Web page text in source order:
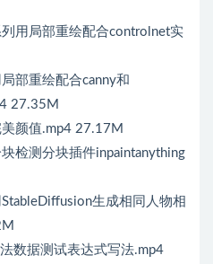
用局部重绘配合controlnet实
部重绘配合canny和
27.35M
颜值.mp4 27.17M
检测分块插件inpaintanything
生成相同人物相
数据测试表达式写法.mp4